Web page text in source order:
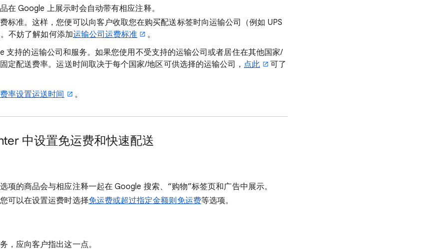
在 Google 上展示时会自动带有相应注释。
标准。这样，您便可以向客户收取您在购买配送标签时向运输公司（例如 UPS
不妨了解如何添加运输公司运费标准
。
支持的运输公司和服务。如果您使用不受支持的运输公司或者居住在其他国家/
定配送费率。运送时间取决于每个国家/地区可供选择的运输公司， 点此
可了
率设置运送时间 。
中设置免运费和快速配送
项的商品会与相应注释一起在 Google 搜索、“购物”标签页和广告中展示。
可以在设置运费时选择免运费或超过指定金额则免运费等选项。
，应向客户指出这一点。